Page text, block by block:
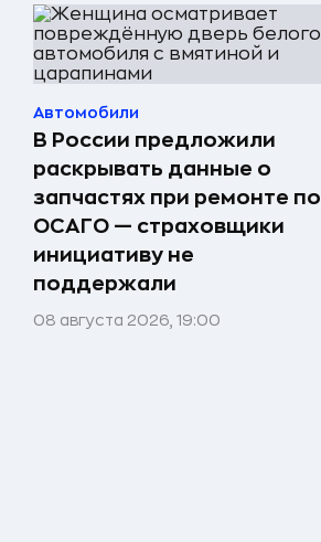
Автомобили
В России предложили
раскрывать данные о
запчастях при ремонте по
ОСАГО — страховщики
инициативу не
поддержали
08 августа 2026, 19:00